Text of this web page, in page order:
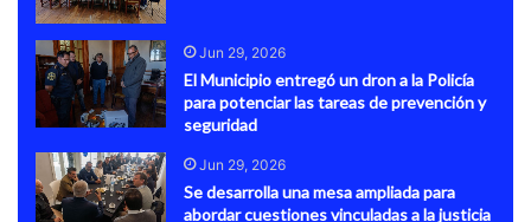
Jun 29, 2026
El Municipio entregó un dron a la Policía
para potenciar las tareas de prevención y
seguridad
Jun 29, 2026
Se desarrolla una mesa ampliada para
abordar cuestiones vinculadas a la justicia